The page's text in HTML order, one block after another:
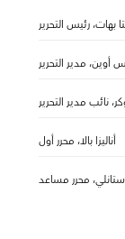
بهات، رئيس التحرير
أوين، مدير التحرير
نائب مدير التحرير
أناليزا بالا، محرر أول
ستانلي، محرر مساعد